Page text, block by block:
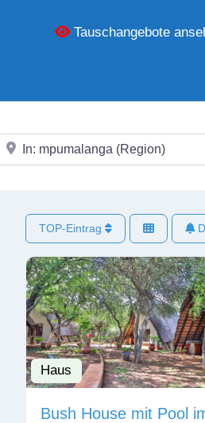
Tauschangebote
In der Nähe
TOP-Eintrag
Haus
Bush House mit Pool